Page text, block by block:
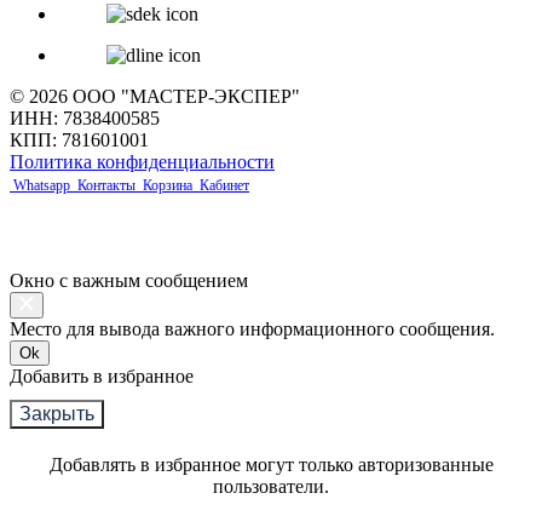
© 2026 ООО "МАСТЕР-ЭКСПЕР"
ИНН: 7838400585
КПП: 781601001
Политика конфиденциальности
Whatsapp Контакты Корзина Кабинет
Окно с важным сообщением
Место для вывода важного информационного сообщения.
Ok
Добавить в избранное
Закрыть
Добавлять в избранное могут только авторизованные
пользователи.